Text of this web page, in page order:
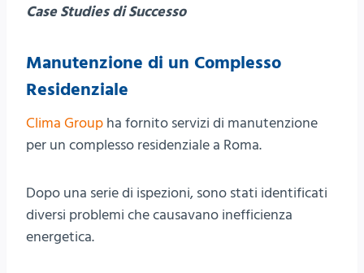
Case Studies di Successo
Manutenzione di un Complesso
Residenziale
Clima Group ha fornito servizi di manutenzione
per un complesso residenziale a Roma.
Dopo una serie di ispezioni, sono stati identificati
diversi problemi che causavano inefficienza
energetica.